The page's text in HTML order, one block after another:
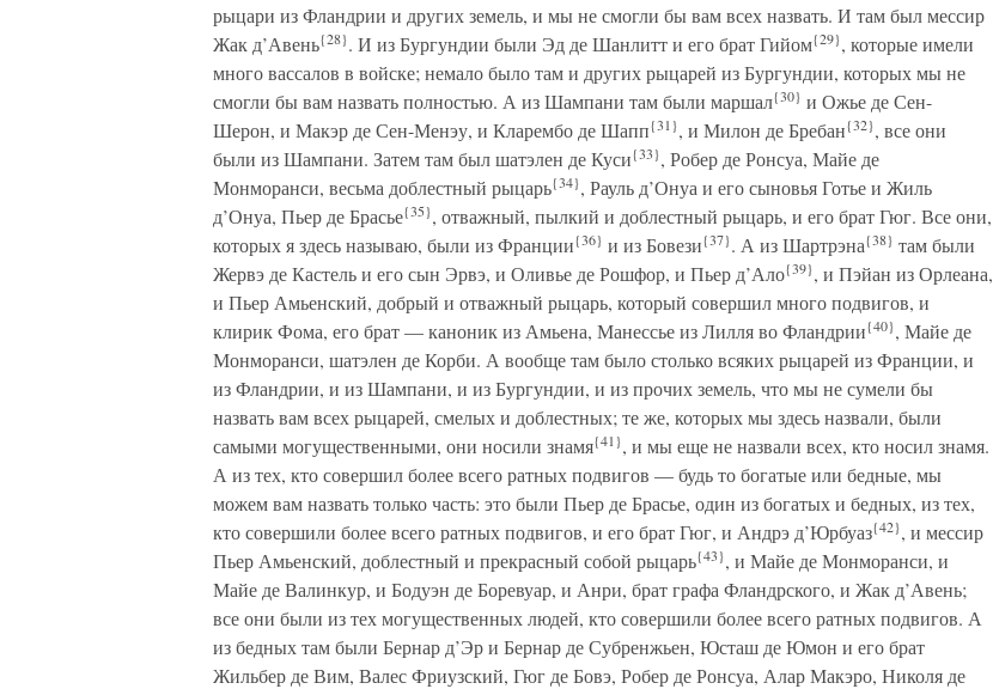
рыцари из Фландрии и других земель, и мы не смогли бы вам всех назвать. И там был мессир
Жак д’Авень{28}. И из Бургундии были Эд де Шанлитт и его брат Гийом{29}, которые имели
много вассалов в войске; немало было там и других рыцарей из Бургундии, которых мы не
смогли бы вам назвать полностью. А из Шампани там были маршал{30} и Ожье де Сен-
Шерон, и Макэр де Сен-Менэу, и Кларембо де Шапп{31}, и Милон де Бребан{32}, все они
были из Шампани. Затем там был шатэлен де Куси{33}, Робер де Ронсуа, Майе де
Монморанси, весьма доблестный рыцарь{34}, Рауль д’Онуа и его сыновья Готье и Жиль
д’Онуа, Пьер де Брасье{35}, отважный, пылкий и доблестный рыцарь, и его брат Гюг. Все они,
которых я здесь называю, были из Франции{36} и из Бовези{37}. А из Шартрэна{38} там были
Жервэ де Кастель и его сын Эрвэ, и Оливье де Рошфор, и Пьер д’Ало{39}, и Пэйан из Орлеана,
и Пьер Амьенский, добрый и отважный рыцарь, который совершил много подвигов, и
клирик Фома, его брат — каноник из Амьена, Манессье из Лилля во Фландрии{40}, Майе де
Монморанси, шатэлен де Корби. А вообще там было столько всяких рыцарей из Франции, и
из Фландрии, и из Шампани, и из Бургундии, и из прочих земель, что мы не сумели бы
назвать вам всех рыцарей, смелых и доблестных; те же, которых мы здесь назвали, были
самыми могущественными, они носили знамя{41}, и мы еще не назвали всех, кто носил знамя.
А из тех, кто совершил более всего ратных подвигов — будь то богатые или бедные, мы
можем вам назвать только часть: это были Пьер де Брасье, один из богатых и бедных, из тех,
кто совершили более всего ратных подвигов, и его брат Гюг, и Андрэ д’Юрбуаз{42}, и мессир
Пьер Амьенский, доблестный и прекрасный собой рыцарь{43}, и Майе де Монморанси, и
Майе де Валинкур, и Бодуэн де Боревуар, и Анри, брат графа Фландрского, и Жак д’Авень;
все они были из тех могущественных людей, кто совершили более всего ратных подвигов. А
из бедных там были Бернар д’Эр и Бернар де Субренжьен, Юсташ де Юмон и его брат
Жильбер де Вим, Валес Фриузский, Гюг де Бовэ, Робер де Ронсуа, Алар Макэро, Николя де